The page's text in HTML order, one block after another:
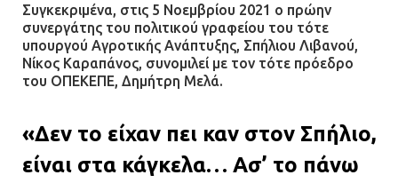
Συγκεκριμένα, στις 5 Νοεμβρίου 2021 ο πρώην
συνεργάτης του πολιτικού γραφείου του τότε
υπουργού Αγροτικής Ανάπτυξης, Σπήλιου Λιβανού,
Νίκος Καραπάνος, συνομιλεί με τον τότε πρόεδρο
του ΟΠΕΚΕΠΕ, Δημήτρη Μελά.
«Δεν το είχαν πει καν στον Σπήλιο,
είναι στα κάγκελα… Ασ’ το πάνω